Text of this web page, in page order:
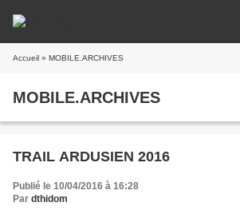
Accueil » MOBILE.ARCHIVES
MOBILE.ARCHIVES
TRAIL ARDUSIEN 2016
Publié le 10/04/2016 à 16:28
Par dthidom